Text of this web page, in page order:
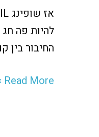
החיבור בין
הקטנים
שמפריעים
ללקוחות
לסיים
Read More »